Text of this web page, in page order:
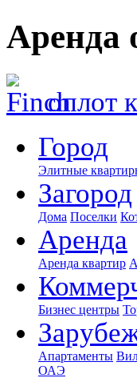
Аренда
оплот
Город
Элитные
Загород
Дома Поселки
Аренда
Аренда квартир
Бизнес центры
Апартаменты
ОАЭ